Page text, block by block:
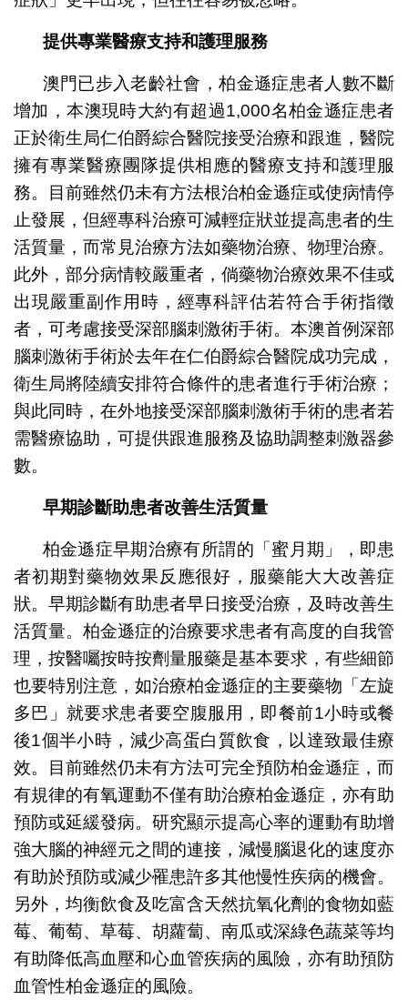
提供專業醫療支持和護理服務
澳門已步入老齡社會，柏金遜症患者人數不斷
增加，本澳現時大約有超過1,000名柏金遜症患者
正於衛生局仁伯爵綜合醫院接受治療和跟進，醫院
擁有專業醫療團隊提供相應的醫療支持和護理服
務。目前雖然仍未有方法根治柏金遜症或使病情停
止發展，但經專科治療可減輕症狀並提高患者的生
活質量，而常見治療方法如藥物治療、物理治療。
此外，部分病情較嚴重者，倘藥物治療效果不佳或
出現嚴重副作用時，經專科評估若符合手術指徵
者，可考慮接受深部腦刺激術手術。本澳首例深部
腦刺激術手術於去年在仁伯爵綜合醫院成功完成，
衛生局將陸續安排符合條件的患者進行手術治療；
與此同時，在外地接受深部腦刺激術手術的患者若
需醫療協助，可提供跟進服務及協助調整刺激器參
數。
早期診斷助患者改善生活質量
柏金遜症早期治療有所謂的「蜜月期」，即患
者初期對藥物效果反應很好，服藥能大大改善症
狀。早期診斷有助患者早日接受治療，及時改善生
活質量。柏金遜症的治療要求患者有高度的自我管
理，按醫囑按時按劑量服藥是基本要求，有些細節
也要特別注意，如治療柏金遜症的主要藥物「左旋
多巴」就要求患者要空腹服用，即餐前1小時或餐
後1個半小時，減少高蛋白質飲食，以達致最佳療
效。目前雖然仍未有方法可完全預防柏金遜症，而
有規律的有氧運動不僅有助治療柏金遜症，亦有助
預防或延緩發病。研究顯示提高心率的運動有助增
強大腦的神經元之間的連接，減慢腦退化的速度亦
有助於預防或減少罹患許多其他慢性疾病的機會。
另外，均衡飲食及吃富含天然抗氧化劑的食物如藍
莓、葡萄、草莓、胡蘿蔔、南瓜或深綠色蔬菜等均
有助降低高血壓和心血管疾病的風險，亦有助預防
血管性柏金遜症的風險。